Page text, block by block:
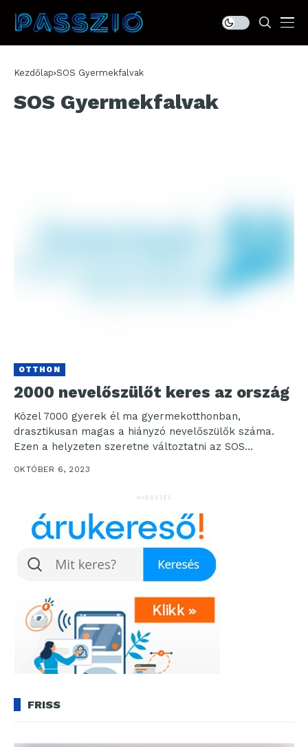
Kezdőlap SOS Gyermekfalvak
SOS Gyermekfalvak
OTTHON
2000 nevelőszülőt keres az ország
Közel 7000 gyerek él ma gyermekotthonban,
drasztikusan magas a hiányzó nevelőszülők száma.
Ezen a helyzeten szeretne változtatni az SOS
Gyermekfalvak kampányával. Szombaton lesz...
OKTÓBER 6, 2023
HIRDETÉS
FRISS